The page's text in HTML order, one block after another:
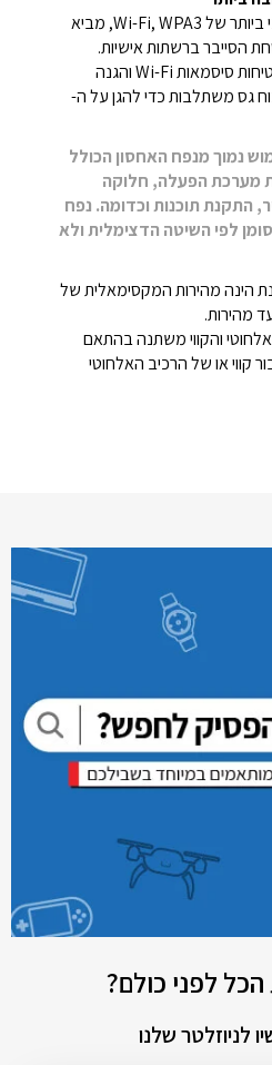
פרוטוקול האבטחה העדכני ביותר של Wi-Fi, WPA3, מביא
הסייבר ברשתות אישיות.
הצפנה מאובטחת יותר בבטיחות סיסמאות Wi-Fi והגנה
גס משתלבות כדי להגן על ה-
נמוך מנפח האחסון הכולל
מערכת הפעלה, חלוקה
התקנת תוכנות וכדומה. נפח
לפי השיטה הדצימלית ולא
הינה מהירות המקסימאלית של
והקווי משתנה בהתאם
קווי או של הרכיב האלחוטי
לפני כולם?
לניוזלטר שלנו